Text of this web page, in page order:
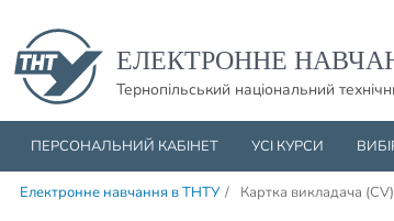
ЕЛЕКТРОННЕ
Тернопільський національний
ПЕРСОНАЛЬНИЙ КАБІНЕТ УСІ КУРСИ
Електронне навчання в ТНТУ / Картка викладача (CV)